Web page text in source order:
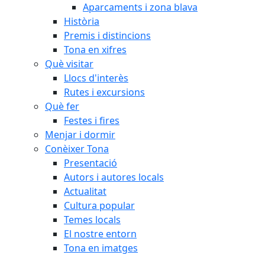
Aparcaments i zona blava
Història
Premis i distincions
Tona en xifres
Què visitar
Llocs d'interès
Rutes i excursions
Què fer
Festes i fires
Menjar i dormir
Conèixer Tona
Presentació
Autors i autores locals
Actualitat
Cultura popular
Temes locals
El nostre entorn
Tona en imatges